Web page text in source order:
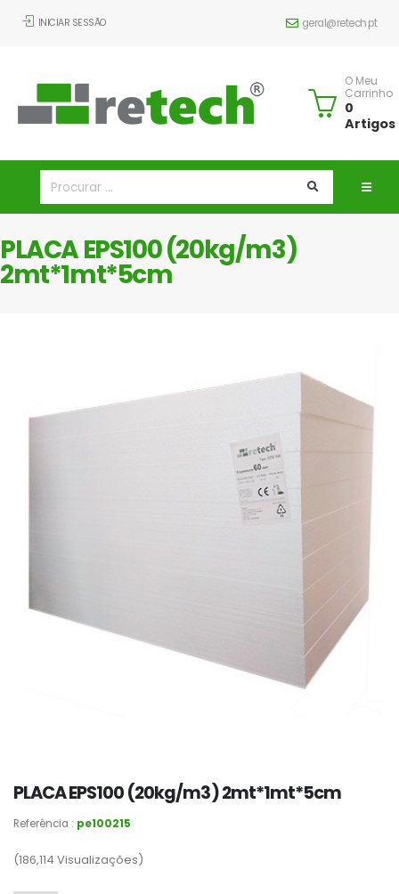
INICIAR SESSÃO geral@retech.pt
O Meu
Carrinho
0
Artigos
PLACA EPS100 (20kg/m3)
2mt*1mt*5cm
PLACA EPS100 (20kg/m3) 2mt*1mt*5cm
Referência : pe100215
(186,114 Visualizações)